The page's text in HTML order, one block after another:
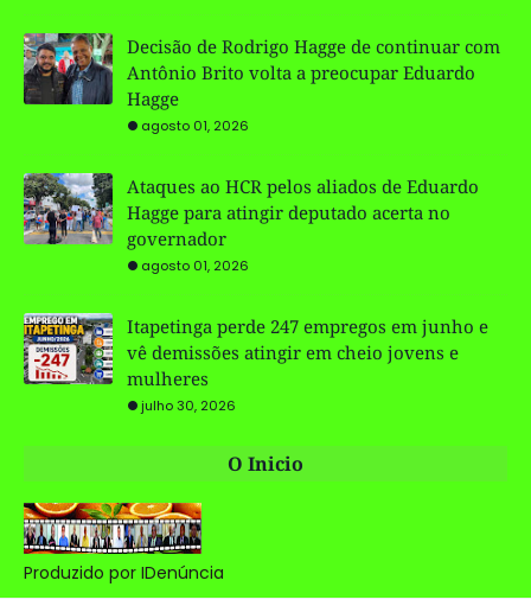
Decisão de Rodrigo Hagge de continuar com
Antônio Brito volta a preocupar Eduardo
Hagge
agosto 01, 2026
Ataques ao HCR pelos aliados de Eduardo
Hagge para atingir deputado acerta no
governador
agosto 01, 2026
Itapetinga perde 247 empregos em junho e
vê demissões atingir em cheio jovens e
mulheres
julho 30, 2026
O Inicio
Produzido por IDenúncia